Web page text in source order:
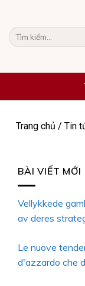
content
Tìm
kiếm:
Trang chủ / Tin
BÀI VIẾT MỚI
Vellykkede
av deres
Le nuove
d'azzardo che